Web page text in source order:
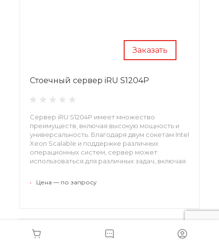
Заказать
Стоечный сервер iRU S1204P
Сервер iRU S1204P имеет множество
преимуществ, включая высокую мощность и
универсальность. Благодаря двум сокетам Intel
Xeon Scalable и поддержке различных
операционных систем, сервер может
использоваться для различных задач, включая
• Цена — по запросу